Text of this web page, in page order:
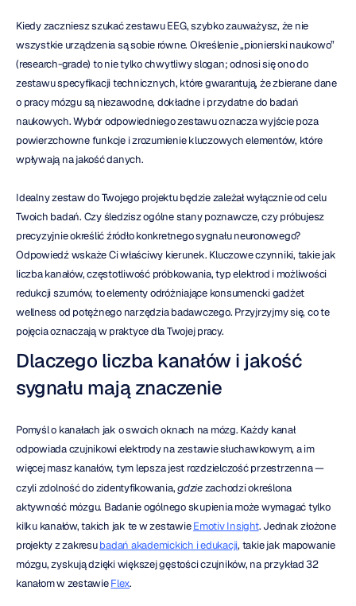
Kiedy zaczniesz szukać zestawu EEG, szybko zauważysz, że nie
wszystkie urządzenia są sobie równe. Określenie „pionierski naukowo”
(research-grade) to nie tylko chwytliwy slogan; odnosi się ono do
zestawu specyfikacji technicznych, które gwarantują, że zbierane dane
o pracy mózgu są niezawodne, dokładne i przydatne do badań
naukowych. Wybór odpowiedniego zestawu oznacza wyjście poza
powierzchowne funkcje i zrozumienie kluczowych elementów, które
wpływają na jakość danych.
Idealny zestaw do Twojego projektu będzie zależał wyłącznie od celu
Twoich badań. Czy śledzisz ogólne stany poznawcze, czy próbujesz
precyzyjnie określić źródło konkretnego sygnału neuronowego?
Odpowiedź wskaże Ci właściwy kierunek. Kluczowe czynniki, takie jak
liczba kanałów, częstotliwość próbkowania, typ elektrod i możliwości
redukcji szumów, to elementy odróżniające konsumencki gadżet
wellness od potężnego narzędzia badawczego. Przyjrzyjmy się, co te
pojęcia oznaczają w praktyce dla Twojej pracy.
Dlaczego liczba kanałów i jakość
sygnału mają znaczenie
Pomyśl o kanałach jak o swoich oknach na mózg. Każdy kanał
odpowiada czujnikowi elektrody na zestawie słuchawkowym, a im
więcej masz kanałów, tym lepsza jest rozdzielczość przestrzenna —
czyli zdolność do zidentyfikowania, gdzie zachodzi określona
aktywność mózgu. Badanie ogólnego skupienia może wymagać tylko
kilku kanałów, takich jak te w zestawie Emotiv Insight. Jednak złożone
projekty z zakresu badań akademickich i edukacji, takie jak mapowanie
mózgu, zyskują dzięki większej gęstości czujników, na przykład 32
kanałom w zestawie Flex.